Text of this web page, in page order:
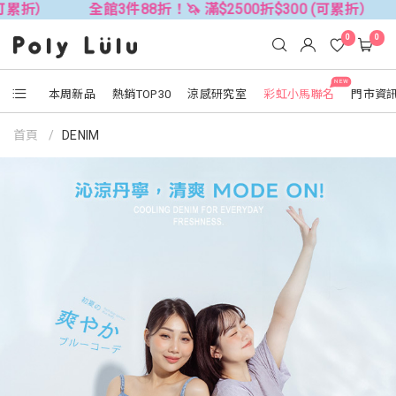
全館3件88折！🦄 滿$2500折$300 (可累折） 全館3件
本周新品 熱銷TOP30 涼感研究室
NEW
彩虹小馬聯名 門市資
0 0
首頁 DENIM